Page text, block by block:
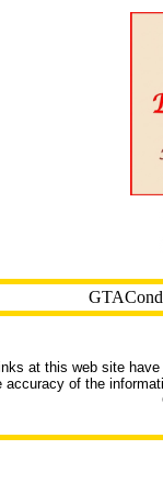
at this web site
accuracy of the